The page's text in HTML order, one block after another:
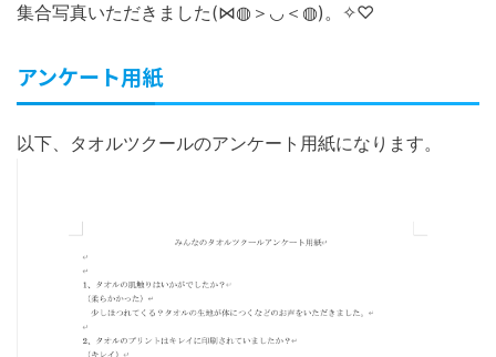
集合写真いただきました(⋈◍＞◡＜◍)。✧♡
アンケート用紙
以下、タオルツクールのアンケート用紙になります。